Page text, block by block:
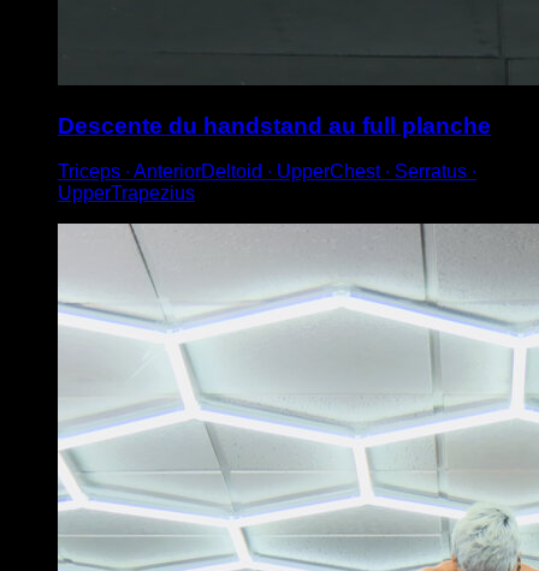
Descente du handstand au full planche
Triceps ∙ AnteriorDeltoid ∙ UpperChest ∙ Serratus ∙
UpperTrapezius